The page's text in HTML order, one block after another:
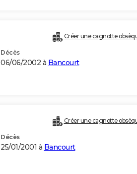
Créer une cagnotte
Décès
06/06/2002 à Bancourt
Créer une cagnotte
Décès
25/01/2001 à Bancourt